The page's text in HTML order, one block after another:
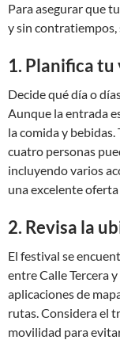
Para asegurar que
y sin contratiempos,
1. Planifica
Decide qué día o
Aunque la entrada
la comida y
cuatro personas
incluyendo varios
una excelente
2. Revisa la
El festival se
entre Calle Tercera
aplicaciones de
rutas. Considera el
movilidad para